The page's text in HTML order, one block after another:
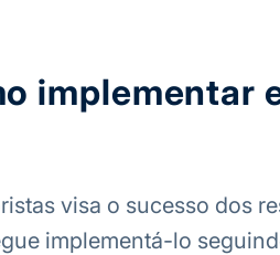
implementar
visa o sucesso dos
implementá-lo